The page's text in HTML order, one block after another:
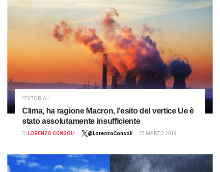
EDITORIALI
Clima, ha ragione Macron, l’esito del vertice Ue è
stato assolutamente insufficiente
DI LORENZO CONSOLI @LorenzoConsoli 25 MARZO 2019